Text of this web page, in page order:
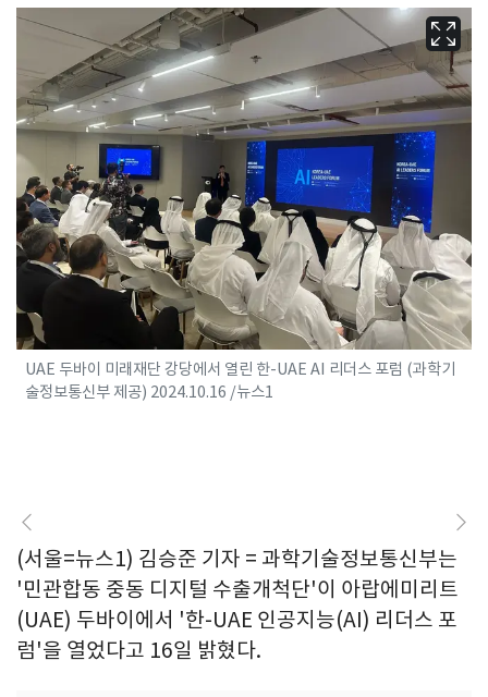
UAE 두바이 미래재단 강당에서 열린 한-UAE AI 리더스 포럼 (과학기
술정보통신부 제공) 2024.10.16 /뉴스1
(서울=뉴스1) 김승준 기자 = 과학기술정보통신부는
'민관합동 중동 디지털 수출개척단'이 아랍에미리트
(UAE) 두바이에서 '한-UAE 인공지능(AI) 리더스 포
럼'을 열었다고 16일 밝혔다.